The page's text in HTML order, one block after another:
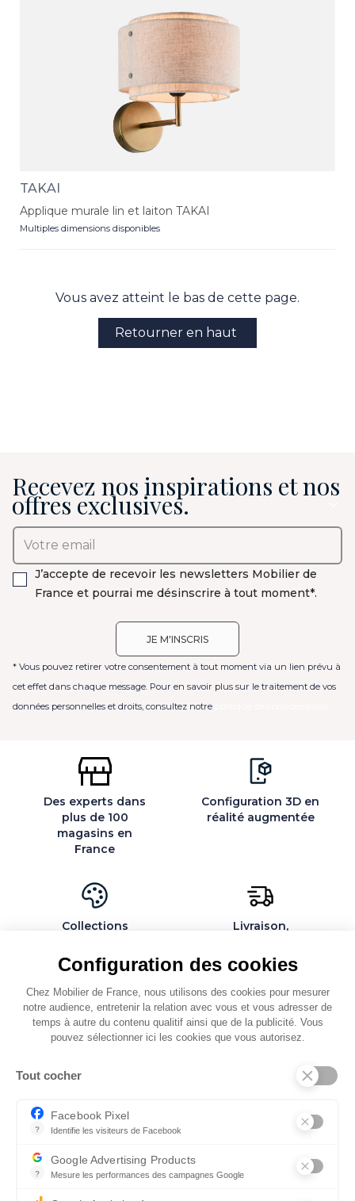
Configuration des cookies
Chez Mobilier de France, nous utilisons des cookies pour mesurer
notre audience, entretenir la relation avec vous et vous adresser de
temps à autre du contenu qualitif ainsi que de la publicité. Vous
pouvez sélectionner ici les cookies que vous autorisez.
Tout cocher
?
Facebook Pixel
Identifie les visiteurs de Facebook
?
Google Advertising Products
Mesure les performances des campagnes Google
TAKAI
Applique murale lin et laiton TAKAI
Multiples dimensions disponibles
Vous avez atteint le bas de cette page.
Retourner en haut
Recevez nos inspirations et nos
offres exclusives.
J’accepte de recevoir les newsletters Mobilier de
France et pourrai me désinscrire à tout moment*.
* Vous pouvez retirer votre consentement à tout moment via un lien prévu à
cet effet dans chaque message. Pour en savoir plus sur le traitement de vos
données personnelles et droits, consultez notre
Des experts dans
plus de 100
magasins en
France
Configuration 3D en
réalité augmentée
Collections
personnalisables
Livraison,
montage par des
spécialistes
QUI SOMMES-NOUS
SERVICES ET PARTENAIRES
CONSEILS
CGV & POLICY